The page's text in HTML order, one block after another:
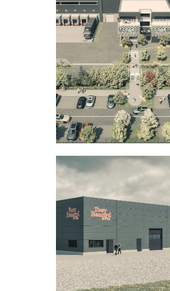
Bureaux
Bureaux